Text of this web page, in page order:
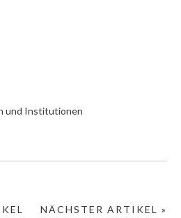
und Institutionen
NÄCHSTER ARTIKEL »